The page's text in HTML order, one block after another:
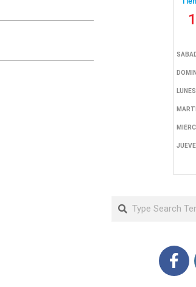
Search